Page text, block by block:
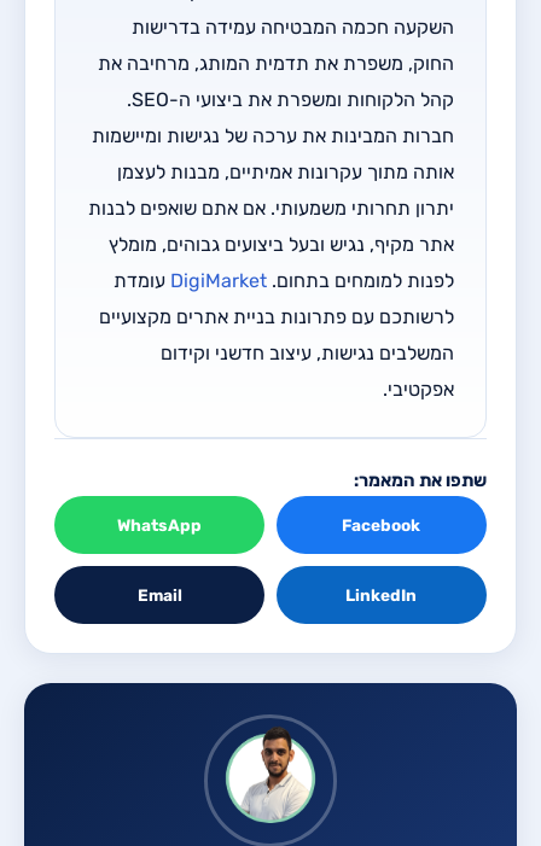
השקעה חכמה המבטיחה עמידה בדרישות
החוק, משפרת את תדמית המותג, מרחיבה את
קהל הלקוחות ומשפרת את ביצועי ה-SEO.
חברות המבינות את ערכה של נגישות ומיישמות
אותה מתוך עקרונות אמיתיים, מבנות לעצמן
יתרון תחרותי משמעותי. אם אתם שואפים לבנות
אתר מקיף, נגיש ובעל ביצועים גבוהים, מומלץ
לפנות למומחים בתחום. DigiMarket עומדת
לרשותכם עם פתרונות בניית אתרים מקצועיים
המשלבים נגישות, עיצוב חדשני וקידום
אפקטיבי.
שתפו את המאמר:
Facebook
WhatsApp
LinkedIn
Email